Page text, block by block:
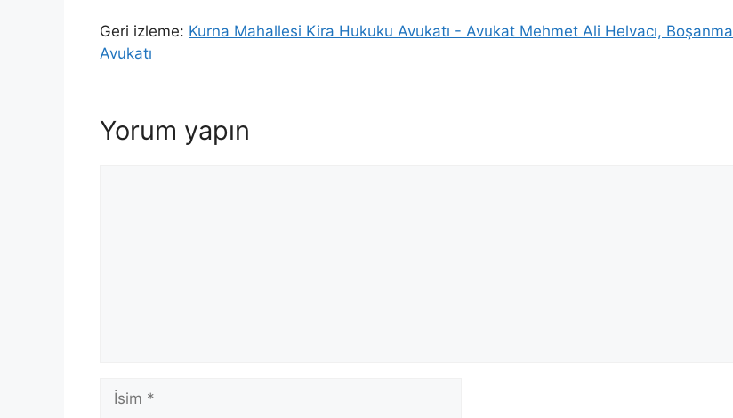
Geri izleme: Kurna Mahallesi Kira Hukuku Avukatı - Avukat Mehmet Ali Helvacı, Boşanma
Avukatı
Yorum yapın
İsim